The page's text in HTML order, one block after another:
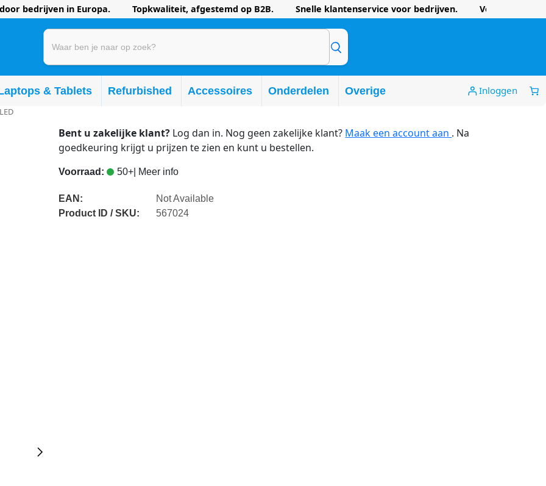
bedrijven in Europa. Topkwaliteit, afgestemd op B2B. Snelle klantenservice voor bedrijven. Voordelige
& Tablets Refurbished Accessoires Onderdelen Overige Inloggen
Bent u zakelijke klant? Log dan in. Nog geen zakelijke klant? Maak een account aan . Na
goedkeuring krijgt u prijzen te zien en kunt u bestellen.
Voorraad: 50+ | Meer info
EAN:
Not Available
Product ID / SKU:
567024